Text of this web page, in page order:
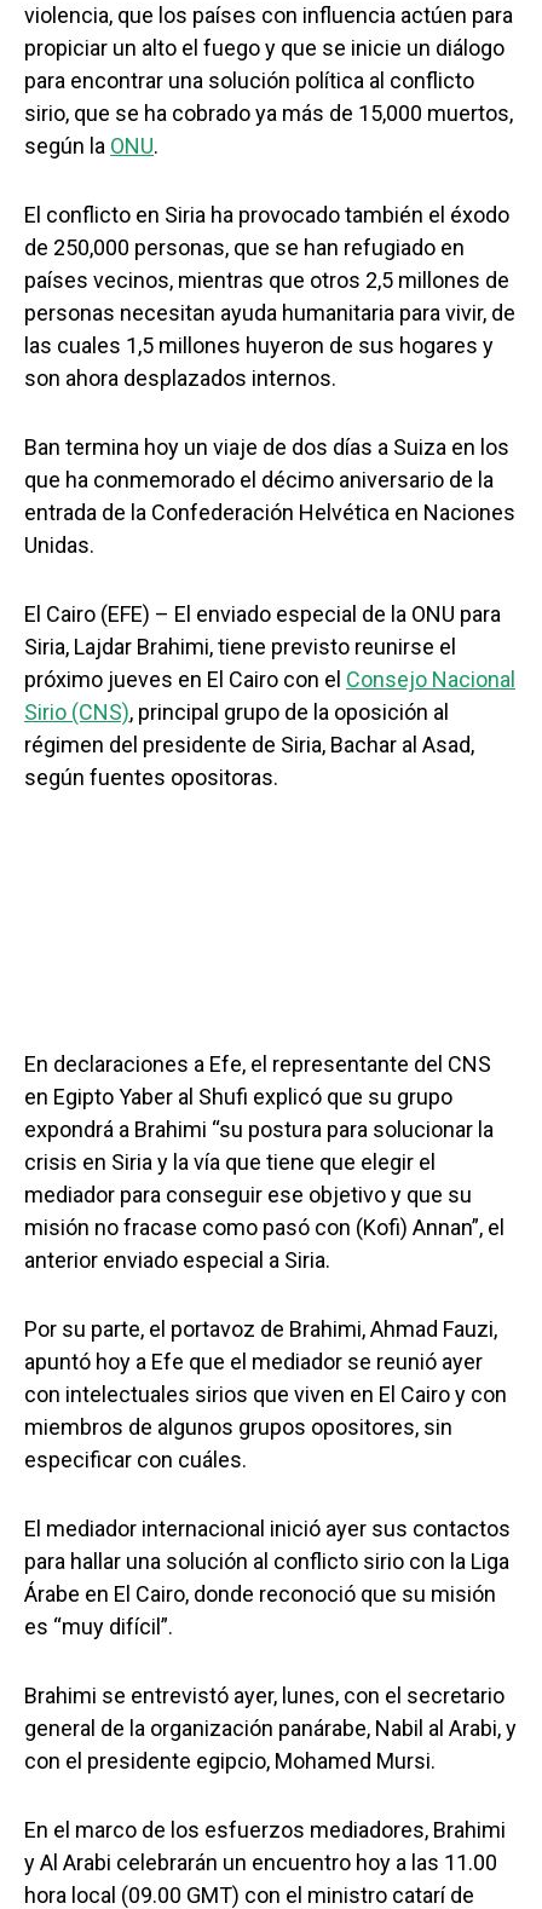
violencia, que los países con influencia actúen para
propiciar un alto el fuego y que se inicie un diálogo
para encontrar una solución política al conflicto
sirio, que se ha cobrado ya más de 15,000 muertos,
según la ONU.
El conflicto en Siria ha provocado también el éxodo
de 250,000 personas, que se han refugiado en
países vecinos, mientras que otros 2,5 millones de
personas necesitan ayuda humanitaria para vivir, de
las cuales 1,5 millones huyeron de sus hogares y
son ahora desplazados internos.
Ban termina hoy un viaje de dos días a Suiza en los
que ha conmemorado el décimo aniversario de la
entrada de la Confederación Helvética en Naciones
Unidas.
El Cairo (EFE) – El enviado especial de la ONU para
Siria, Lajdar Brahimi, tiene previsto reunirse el
próximo jueves en El Cairo con el Consejo Nacional
Sirio (CNS), principal grupo de la oposición al
régimen del presidente de Siria, Bachar al Asad,
según fuentes opositoras.
En declaraciones a Efe, el representante del CNS
en Egipto Yaber al Shufi explicó que su grupo
expondrá a Brahimi “su postura para solucionar la
crisis en Siria y la vía que tiene que elegir el
mediador para conseguir ese objetivo y que su
misión no fracase como pasó con (Kofi) Annan”, el
anterior enviado especial a Siria.
Por su parte, el portavoz de Brahimi, Ahmad Fauzi,
apuntó hoy a Efe que el mediador se reunió ayer
con intelectuales sirios que viven en El Cairo y con
miembros de algunos grupos opositores, sin
especificar con cuáles.
El mediador internacional inició ayer sus contactos
para hallar una solución al conflicto sirio con la Liga
Árabe en El Cairo, donde reconoció que su misión
es “muy difícil”.
Brahimi se entrevistó ayer, lunes, con el secretario
general de la organización panárabe, Nabil al Arabi, y
con el presidente egipcio, Mohamed Mursi.
En el marco de los esfuerzos mediadores, Brahimi
y Al Arabi celebrarán un encuentro hoy a las 11.00
hora local (09.00 GMT) con el ministro catarí de